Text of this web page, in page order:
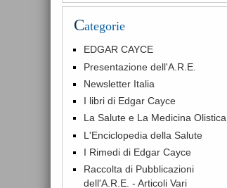
Categorie
EDGAR CAYCE
Presentazione dell'A.R.E.
Newsletter Italia
I libri di Edgar Cayce
La Salute e La Medicina Olistica
L'Enciclopedia della Salute
I Rimedi di Edgar Cayce
Raccolta di Pubblicazioni
dell'A.R.E. - Articoli Vari